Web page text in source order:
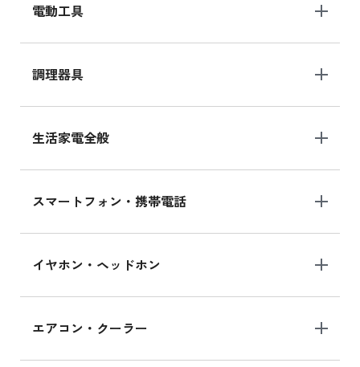
電動工具
調理器具
生活家電全般
スマートフォン・携帯電話
イヤホン・ヘッドホン
エアコン・クーラー